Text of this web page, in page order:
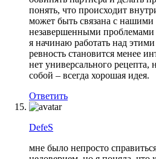
понять, что происходит
может быть связана с
незавершенными проблемами
я начинаю работать над
ревность становится менее
нет универсального рецепта,
собой – всегда хорошая идея.
Ответить
DefeS
мне было непросто